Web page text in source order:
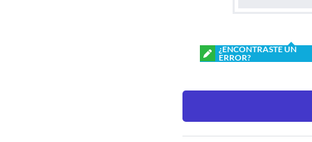
¿ENCONTRASTE UN
ERROR?